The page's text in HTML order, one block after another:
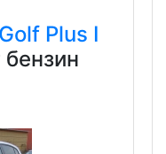
Golf Plus I